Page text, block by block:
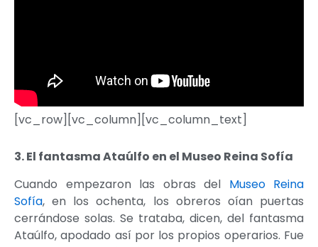
[vc_row][vc_column][vc_column_text]
3. El fantasma Ataúlfo en el Museo Reina Sofía
Cuando empezaron las obras del Museo Reina
Sofía, en los ochenta, los obreros oían puertas
cerrándose solas. Se trataba, dicen, del fantasma
Ataúlfo, apodado así por los propios operarios. Fue